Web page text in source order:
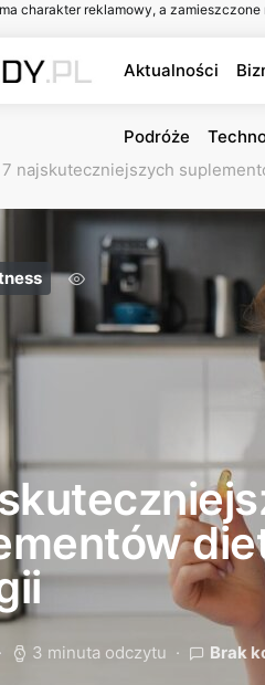
charakter reklamowy, a
Aktualności
Podróże
7 najskuteczniejszych
3 minuta odczytu Brak